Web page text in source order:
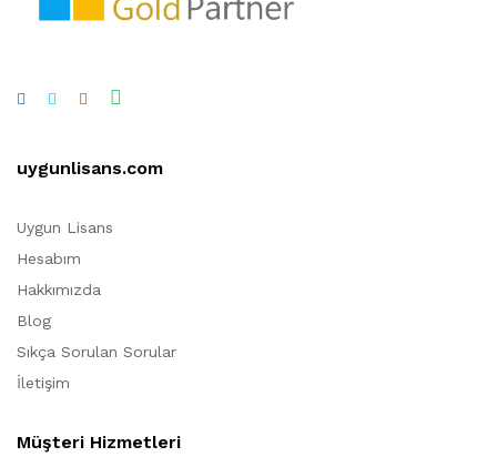
uygunlisans.com
Uygun Lisans
Hesabım
Hakkımızda
Blog
Sıkça Sorulan Sorular
İletişim
Müşteri Hizmetleri